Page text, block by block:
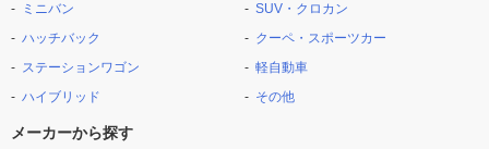
ミニバン
ハッチバック
ステーションワゴン
ハイブリッド
SUV・クロカン
クーペ・スポーツカー
軽自動車
その他
メーカーから探す